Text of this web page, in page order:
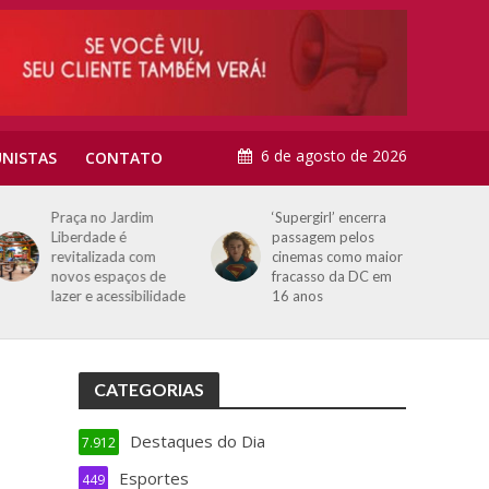
CONTATO 6 de agosto de 2026
Praça no Jardim
Liberdade é
revitalizada com
novos espaços de
lazer e acessibilidade
‘Supergirl’ encerra
passagem pelos
cinemas como maior
fracasso da DC em
16 anos
CATEGORIAS
Destaques do Dia
7.912
Esportes
449